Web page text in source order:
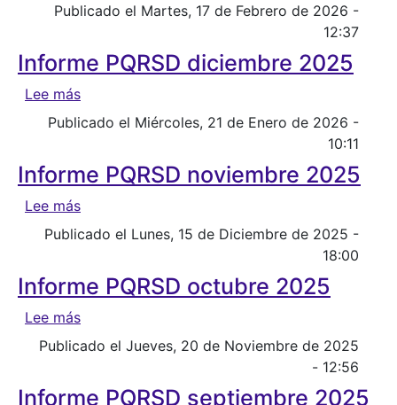
Publicado el Martes, 17 de Febrero de 2026 -
12:37
Informe PQRSD diciembre 2025
Lee mássobre Informe PQRSD diciembre 2025
Publicado el Miércoles, 21 de Enero de 2026 -
10:11
Informe PQRSD noviembre 2025
Lee mássobre Informe PQRSD noviembre 2025
Publicado el Lunes, 15 de Diciembre de 2025 -
18:00
Informe PQRSD octubre 2025
Lee mássobre Informe PQRSD octubre 2025
Publicado el Jueves, 20 de Noviembre de 2025
- 12:56
Informe PQRSD septiembre 2025